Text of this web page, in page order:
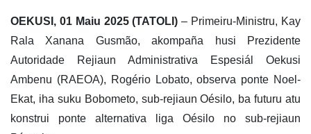
OEKUSI, 01 Maiu 2025 (TATOLI) – Primeiru-Ministru, Kay
Rala Xanana Gusmão, akompaña husi Prezidente
Autoridade Rejiaun Administrativa Espesiál Oekusi
Ambenu (RAEOA), Rogério Lobato, observa ponte Noel-
Ekat, iha suku Bobometo, sub-rejiaun Oésilo, ba futuru atu
konstrui ponte alternativa liga Oésilo no sub-rejiaun